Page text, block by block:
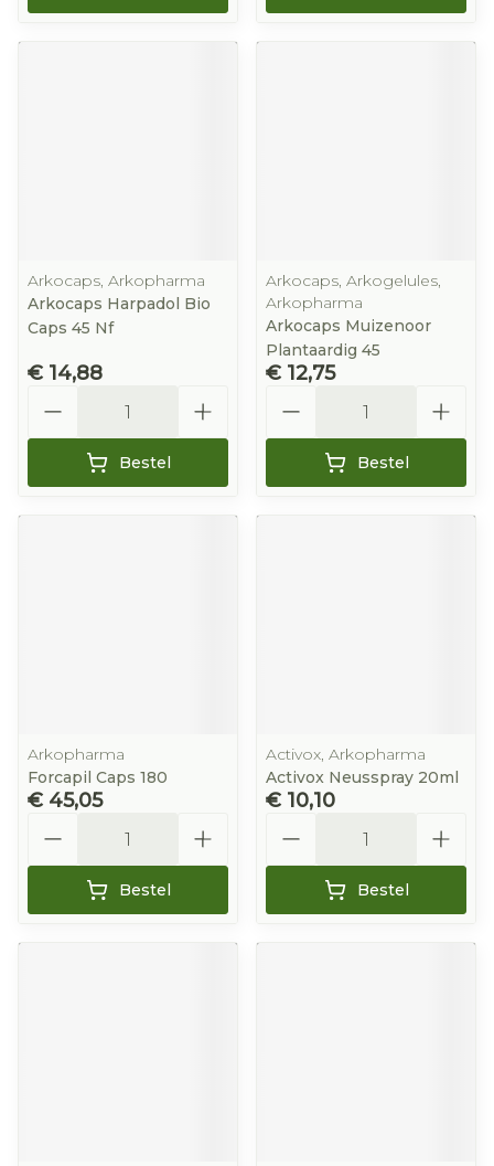
Arkocaps, Arkopharma
Arkocaps Harpadol Bio
Caps 45 Nf
€ 14,88
Bestel
Arkocaps, Arkogelules,
Arkopharma
Arkocaps Muizenoor
Plantaardig 45
€ 12,75
Bestel
Arkopharma
Forcapil Caps 180
€ 45,05
Bestel
Activox, Arkopharma
Activox Neusspray 20ml
€ 10,10
Bestel